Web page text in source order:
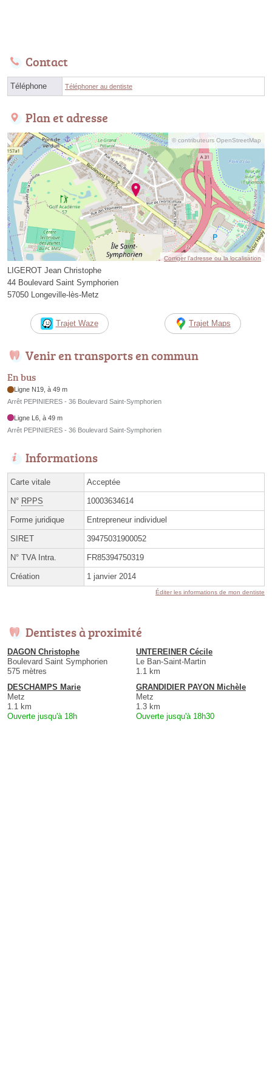
Contact
Téléphone Téléphoner au dentiste
Plan et adresse
© contributeurs OpenStreetMap
Corriger l’adresse ou la localisation
LIGEROT Jean Christophe
44 Boulevard Saint Symphorien
57050 Longeville-lès-Metz
Trajet Waze Trajet Maps
Venir en transports en commun
En bus
Ligne N19, à 49 m
Arrêt PEPINIERES - 36 Boulevard Saint-Symphorien
Ligne L6, à 49 m
Arrêt PEPINIERES - 36 Boulevard Saint-Symphorien
Informations
Carte vitale Acceptée
N° RPPS 10003634614
Forme juridique Entrepreneur individuel
SIRET 39475031900052
N° TVA Intra. FR85394750319
Création 1 janvier 2014
Éditer les informations de mon dentiste
Dentistes à proximité
DAGON Christophe
Boulevard Saint Symphorien
575 mètres
UNTEREINER Cécile
Le Ban-Saint-Martin
1.1 km
DESCHAMPS Marie
Metz
1.1 km
Ouverte jusqu'à 18h
GRANDIDIER PAYON Michèle
Metz
1.3 km
Ouverte jusqu'à 18h30